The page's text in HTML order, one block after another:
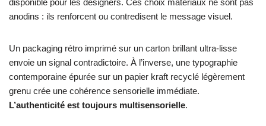
disponible pour les designers. Ces choix matériaux ne sont pas
anodins : ils renforcent ou contredisent le message visuel.
Un packaging rétro imprimé sur un carton brillant ultra-lisse
envoie un signal contradictoire. À l’inverse, une typographie
contemporaine épurée sur un papier kraft recyclé légèrement
grenu crée une cohérence sensorielle immédiate.
L’authenticité est toujours multisensorielle.